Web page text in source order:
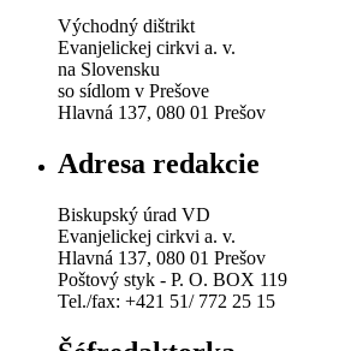
Východný dištrikt
Evanjelickej cirkvi a. v.
na Slovensku
so sídlom v Prešove
Hlavná 137, 080 01 Prešov
Adresa redakcie
Biskupský úrad VD
Evanjelickej cirkvi a. v.
Hlavná 137, 080 01 Prešov
Poštový styk - P. O. BOX 119
Tel./fax: +421 51/ 772 25 15